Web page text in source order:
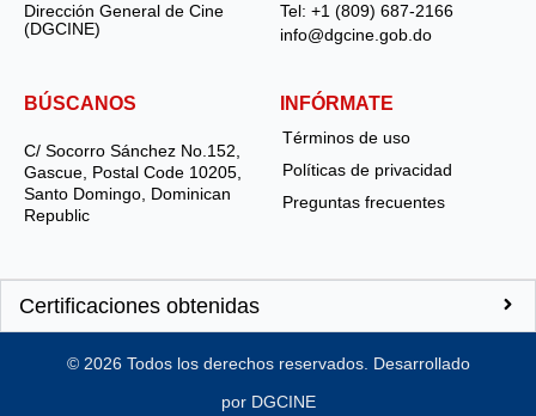
Dirección General de Cine
(DGCINE)
Tel: +1 (809) 687-2166
info@dgcine.gob.do
BÚSCANOS
C/ Socorro Sánchez No.152,
Gascue, Postal Code 10205,
Santo Domingo, Dominican
Republic
INFÓRMATE
Términos de uso
Políticas de privacidad
Preguntas frecuentes
Certificaciones obtenidas
© 2026Todos los derechos reservados. Desarrollado
por DGCINE